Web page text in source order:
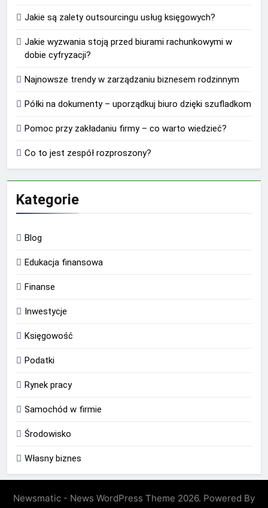
Jakie są zalety outsourcingu usług księgowych?
Jakie wyzwania stoją przed biurami rachunkowymi w
dobie cyfryzacji?
Najnowsze trendy w zarządzaniu biznesem rodzinnym
Półki na dokumenty – uporządkuj biuro dzięki szufladkom
Pomoc przy zakładaniu firmy – co warto wiedzieć?
Co to jest zespół rozproszony?
Kategorie
Blog
Edukacja finansowa
Finanse
Inwestycje
Księgowość
Podatki
Rynek pracy
Samochód w firmie
Środowisko
Własny biznes
Newsmatic - News WordPress Theme 2026. Powered By